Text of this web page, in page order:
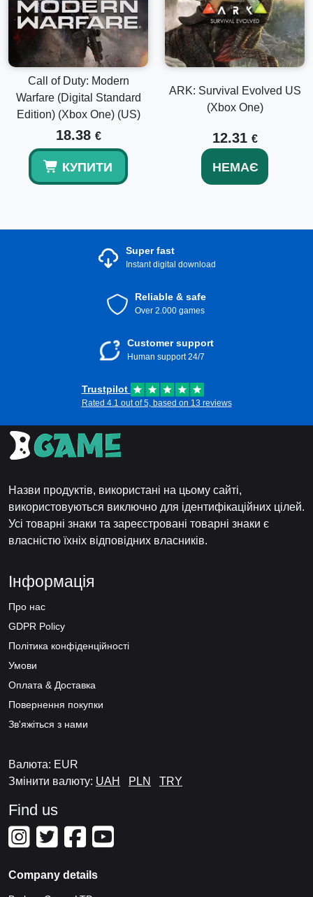
Call of Duty: Modern
Warfare (Digital Standard
Edition) (Xbox One) (US)
18.38 €
КУПИТИ
ARK: Survival Evolved US
(Xbox One)
12.31 €
НЕМАЄ
Super fast
Instant digital download
Reliable & safe
Over 2.000 games
Customer support
Human support 24/7
Trustpilot
Rated 4.1 out of 5, based on 13 reviews
Назви продуктів, використані на цьому сайті,
використовуються виключно для ідентифікаційних цілей.
Усі товарні знаки та зареєстровані товарні знаки є
власністю їхніх відповідних власників.
Інформація
Про нас
GDPR Policy
Політика конфіденційності
Умови
Оплата & Доставка
Повернення покупки
Зв'яжіться з нами
Валюта: EUR
Змінити валюту: UAH PLN TRY
Find us
Company details